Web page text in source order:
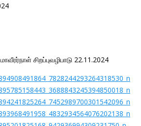
சிறப்புவழிபாடு 22.11.2024